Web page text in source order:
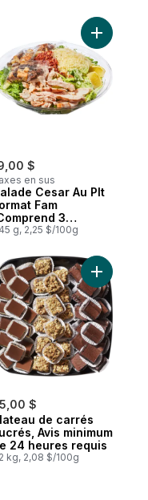
grecque, format familial
$
en sus
Cesar Au Plt
Fam
3
gratuits
g, 2,25 $/100g
Ajouter
romaine du jardin, format
$
de carrés
Avis minimum
24 heures requis
kg, 2,08 $/100g
Ajouter